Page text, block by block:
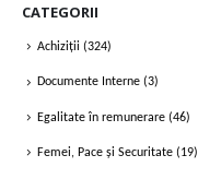
CATEGORII
Achiziții (324)
Documente Interne (3)
Egalitate în remunerare (46)
Femei, Pace și Securitate (19)